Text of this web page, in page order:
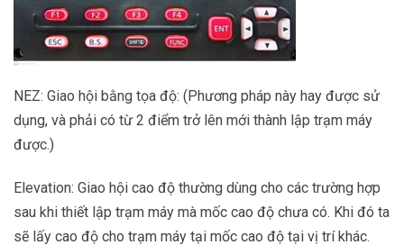
NEZ: Giao hội bằng tọa độ: (Phương pháp này hay được sử
dụng, và phải có từ 2 điểm trở lên mới thành lập trạm máy
được.)
Elevation: Giao hội cao độ thường dùng cho các trường hợp
sau khi thiết lập trạm máy mà mốc cao độ chưa có. Khi đó ta
sẽ lấy cao độ cho trạm máy tại mốc cao độ tại vị trí khác.